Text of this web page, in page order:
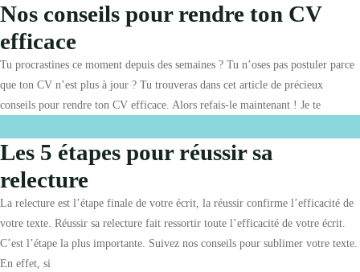
Nos conseils pour rendre ton CV
efficace
Tu procrastines ce moment depuis des semaines ? Tu n’oses pas postuler parce
que ton CV n’est plus à jour ? Tu trouveras dans cet article de précieux
conseils pour rendre ton CV efficace. Alors refais-le maintenant ! Je te
Les 5 étapes pour réussir sa
relecture
La relecture est l’étape finale de votre écrit, la réussir confirme l’efficacité de
votre texte. Réussir sa relecture fait ressortir toute l’efficacité de votre écrit.
C’est l’étape la plus importante. Suivez nos conseils pour sublimer votre texte.
En effet, si